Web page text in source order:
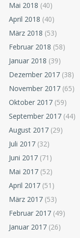
Mai 2018 (40)
April 2018 (40)
März 2018 (53)
Februar 2018 (58)
Januar 2018 (39)
Dezember 2017 (38)
November 2017 (65)
Oktober 2017 (59)
September 2017 (44)
August 2017 (29)
Juli 2017 (32)
Juni 2017 (71)
Mai 2017 (52)
April 2017 (51)
März 2017 (53)
Februar 2017 (49)
Januar 2017 (26)